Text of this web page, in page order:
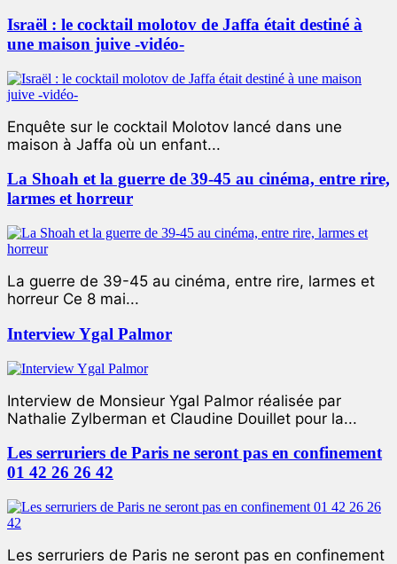
Israël : le cocktail molotov de Jaffa était destiné à
une maison juive -vidéo-
Enquête sur le cocktail Molotov lancé dans une
maison à Jaffa où un enfant...
La Shoah et la guerre de 39-45 au cinéma, entre rire,
larmes et horreur
La guerre de 39-45 au cinéma, entre rire, larmes et
horreur Ce 8 mai...
Interview Ygal Palmor
Interview de Monsieur Ygal Palmor réalisée par
Nathalie Zylberman et Claudine Douillet pour la...
Les serruriers de Paris ne seront pas en confinement
01 42 26 26 42
Les serruriers de Paris ne seront pas en confinement